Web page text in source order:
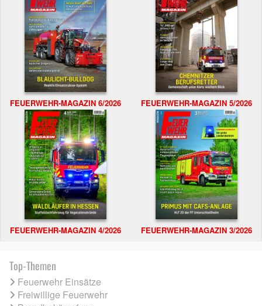
FEUERWEHR-MAGAZIN 6/2026 FEUERWEHR-MAGAZIN 5/2026
FEUERWEHR-MAGAZIN 4/2026 FEUERWEHR-MAGAZIN 3/2026
Top-Themen
Feuerwehr Einsätze
Freiwillige Feuerwehr